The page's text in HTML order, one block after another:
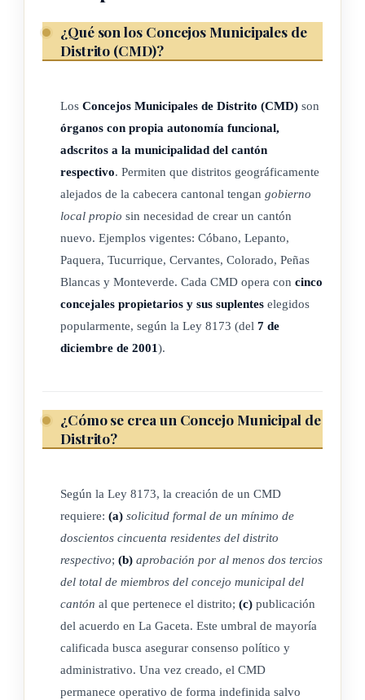
febrero del 2014)
corregida en su parte dispositiva mediante resolución de la
personalidad jurídica", se entienda como una personería
instrumental para efectos del manejo y ejecución de los
recursos asignados para el cumplimiento de las tareas y
competencias distritales propias y no pueden entenderse en
perjuicio de competencias constitucionales y legales de las
Municipalidades.)
La creación de concejos municipales de distrito deberá ser
dispuesta al menos por dos terceras partes del total de
soliciten un mínimo de doscientos cincuenta vecinos del
distrito respectivo y, solo en el caso de los distritos distantes
de la cabecera del cantón, según el reglamento que dicte
previamente cada municipalidad.
El proyecto de creación será sometido a consulta popular,
mediante la publicación en La Gaceta y al menos en un diario
de circulación nacional y otro de circulación cantonal; deberá
contar con el apoyo de al menos el quince por ciento (15%)
de los votantes inscritos en el cantón.
¿Qué son los Concejos Municipales de
Distrito (CMD)?
Los Concejos Municipales de Distrito (CMD) son
órganos con propia autonomía funcional,
adscritos a la municipalidad del cantón
respectivo. Permiten que distritos geográficamente
alejados de la cabecera cantonal tengan gobierno
local propio sin necesidad de crear un cantón
nuevo. Ejemplos vigentes: Cóbano, Lepanto,
Paquera, Tucurrique, Cervantes, Colorado, Peñas
Blancas y Monteverde. Cada CMD opera con cinco
concejales propietarios y sus suplentes elegidos
popularmente, según la Ley 8173 (del 7 de
diciembre de 2001).
¿Cómo se crea un Concejo Municipal de
Distrito?
Según la Ley 8173, la creación de un CMD
requiere: (a) solicitud formal de un mínimo de
doscientos cincuenta residentes del distrito
respectivo; (b) aprobación por al menos dos tercios
del total de miembros del concejo municipal del
cantón al que pertenece el distrito; (c) publicación
del acuerdo en La Gaceta. Este umbral de mayoría
calificada busca asegurar consenso político y
administrativo. Una vez creado, el CMD
permanece operativo de forma indefinida salvo